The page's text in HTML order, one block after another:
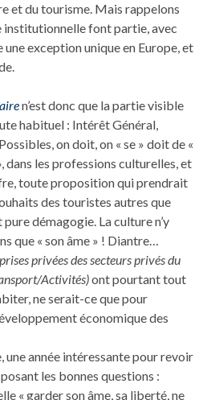
et du tourisme. Mais rappelons
institutionnelle font partie, avec
exception unique en Europe, et
n’est donc que la partie visible
habituel : Intérêt Général,
on doit, on « se » doit de «
dans les professions culturelles, et
toute proposition qui prendrait
des touristes autres que
démagogie. La culture n’y
que « son âme » ! Diantre…
privées des secteurs privés du
Activités)ont pourtant tout
ne serait-ce que pour
économique des
une année intéressante pour revoir
les bonnes questions :
« garder son âme, sa liberté, ne